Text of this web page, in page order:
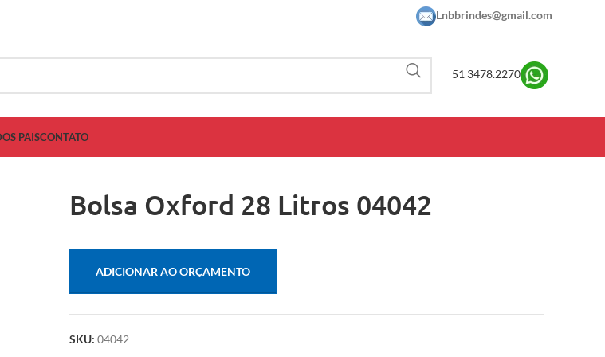
Lnbbrindes@gmail.com
51 3478.2270
PAISCONTATO
Bolsa Oxford 28 Litros 04042
ADICIONAR AO ORÇAMENTO
SKU: 04042